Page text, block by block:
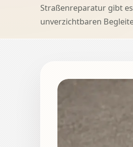
Straßenreparatur gibt
unverzichtbaren